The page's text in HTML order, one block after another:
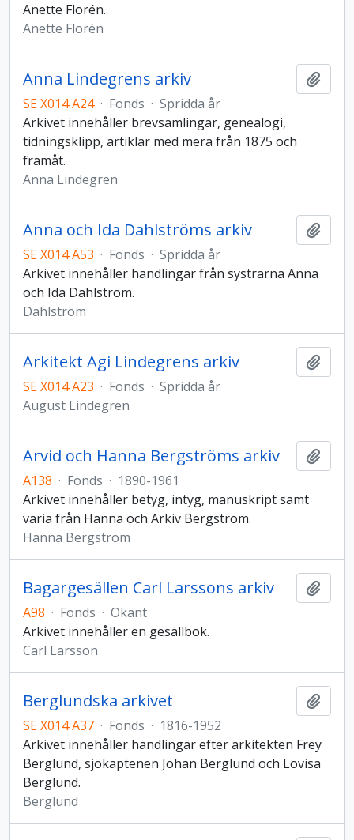
Anette Florén.
Anette Florén
Anna Lindegrens arkiv
SE X014 A24 · Fonds · Spridda år
Arkivet innehåller brevsamlingar, genealogi,
tidningsklipp, artiklar med mera från 1875 och
framåt.
Anna Lindegren
Anna och Ida Dahlströms arkiv
SE X014 A53 · Fonds · Spridda år
Arkivet innehåller handlingar från systrarna Anna
och Ida Dahlström.
Dahlström
Arkitekt Agi Lindegrens arkiv
SE X014 A23 · Fonds · Spridda år
August Lindegren
Arvid och Hanna Bergströms arkiv
A138 · Fonds · 1890-1961
Arkivet innehåller betyg, intyg, manuskript samt
varia från Hanna och Arkiv Bergström.
Hanna Bergström
Bagargesällen Carl Larssons arkiv
A98 · Fonds · Okänt
Arkivet innehåller en gesällbok.
Carl Larsson
Berglundska arkivet
SE X014 A37 · Fonds · 1816-1952
Arkivet innehåller handlingar efter arkitekten Frey
Berglund, sjökaptenen Johan Berglund och Lovisa
Berglund.
Berglund